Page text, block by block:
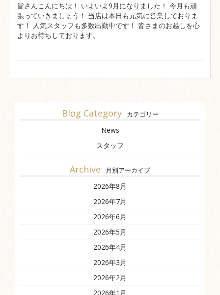
皆さんこんにちは！ いよいよ9月になりました！ 今月も頑
張っていきましょう！ 当店は本日も元気に営業しておりま
す！ 人気スタッフも多数出勤中です！ 皆さまのお越しを心
よりお待ちしております。
Blog Category カテゴリー
News
スタッフ
Archive 月別アーカイブ
2026年8月
2026年7月
2026年6月
2026年5月
2026年4月
2026年3月
2026年2月
2026年1月